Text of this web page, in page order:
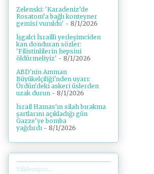
Zelenski: 'Karadeniz’de
Rosatom’a bağlı konteyner
gemisi vuruldu' - 8/1/2026
İşgalci İsrailli yerleşimciden
kan donduran sözler:
'Filistinlilerin hepsini
öldürmeliyiz' - 8/1/2026
ABD'nin Amman
Büyükelçiliği'nden uyarı:
Ürdün'deki askeri üslerden
uzak durun - 8/1/2026
İsrail Hamas'ın silah bırakma
şartlarını açıkladığı gün
Gazze'ye bomba
yağdırdı - 8/1/2026
Yükleniyor...